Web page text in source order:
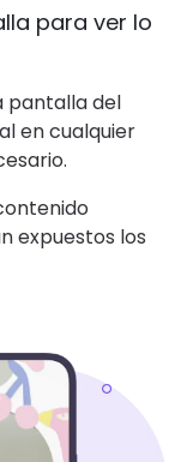
para ver lo
pantalla del
en cualquier
expuestos los